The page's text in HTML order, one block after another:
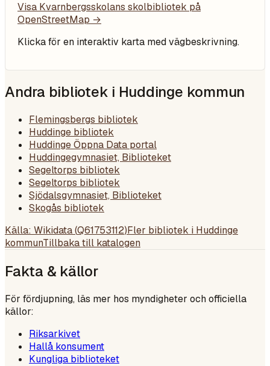
Visa Kvarnbergsskolans skolbibliotek på
OpenStreetMap →
Klicka för en interaktiv karta med vägbeskrivning.
Andra bibliotek i Huddinge kommun
Flemingsbergs bibliotek
Huddinge bibliotek
Huddinge Öppna Data portal
Huddingegymnasiet, Biblioteket
Segeltorps bibliotek
Segeltorps bibliotek
Sjödalsgymnasiet, Biblioteket
Skogås bibliotek
Källa: Wikidata (Q61753112)Fler bibliotek i Huddinge
kommunTillbaka till katalogen
Fakta & källor
För fördjupning, läs mer hos myndigheter och officiella
källor:
Riksarkivet
Hallå konsument
Kungliga biblioteket